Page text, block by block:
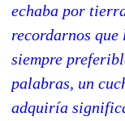
echaba por
recordarnos
siempre
palabras, un
adquiría